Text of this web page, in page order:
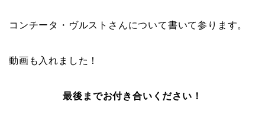
コンチータ・ヴルストさんについて書いて参ります。
動画も入れました！
最後までお付き合いください！